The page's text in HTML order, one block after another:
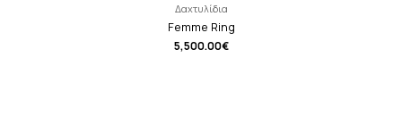
Δαχτυλίδια
Femme Ring
5,500.00€